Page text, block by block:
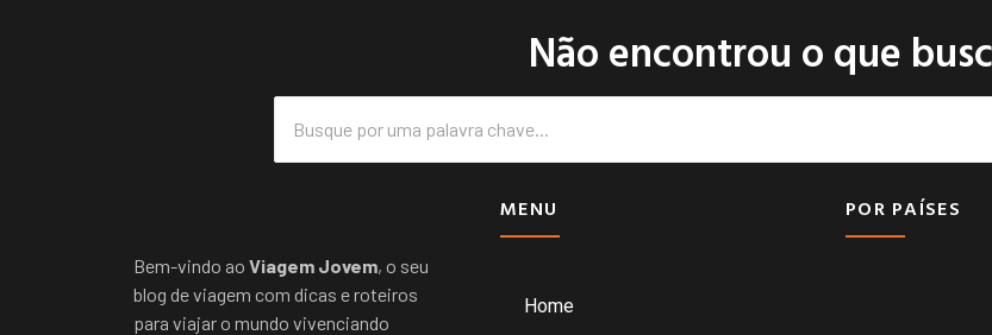
Não encontrou o que
Bem-vindo ao Viagem Jovem, o seu
blog de viagem com dicas e roteiros
para viajar o mundo vivenciando
MENU
Home
POR PAÍSES